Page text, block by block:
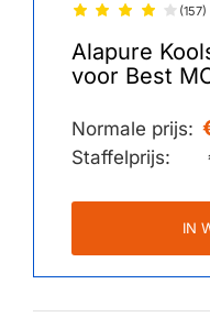
(157)
Alapure
voor Best
Normale prijs:
Staffelprijs:
IN